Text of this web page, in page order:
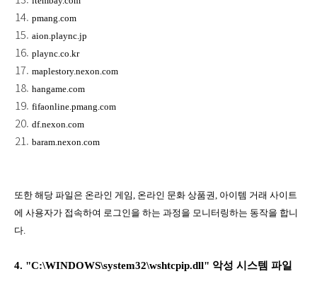
pmang.com
aion.plaync.jp
plaync.co.kr
maplestory.nexon.com
hangame.com
fifaonline.pmang.com
df.nexon.com
baram.nexon.com
또한 해당 파일은 온라인 게임, 온라인 문화 상품권, 아이템 거래 사이트
에 사용자가 접속하여 로그인을 하는 과정을 모니터링하는 동작을 합니
다.
4. "C:\WINDOWS\system32\wshtcpip.dll" 악성 시스템 파일